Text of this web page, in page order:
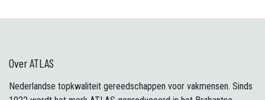
Over ATLAS
Nederlandse topkwaliteit gereedschappen voor vakmensen. Sinds